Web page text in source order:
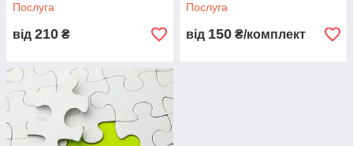
Послуга
від 210 ₴
Послуга
від 150 ₴/комплект